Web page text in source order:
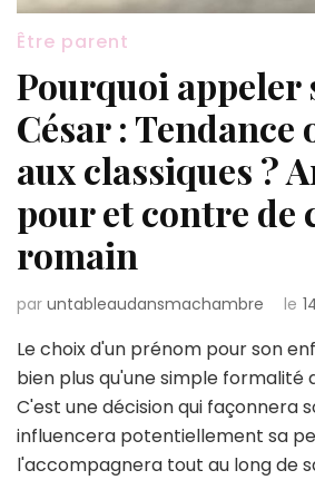
Être parent
Pourquoi appeler
César :
aux classiques ?
pour et contre de
romain
par untableaudansmachambre le
Le choix d'un prénom pour son
bien plus qu'une simple formalité
C'est une décision qui façonnera
influencera potentiellement sa
l'accompagnera tout au long de